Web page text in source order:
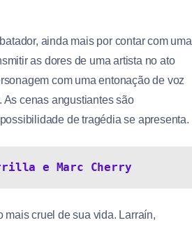
ainda mais por contar com uma
as dores de uma artista no ato
com uma entonação de voz
As cenas angustiantes são
de tragédia se apresenta.
e Marc Cherry
mais cruel de sua vida. Larraín,